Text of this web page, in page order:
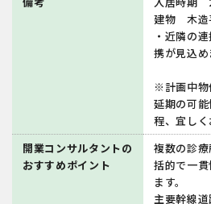
建物 ⽊造
・近隣の
携が見込め
※計画中物
延期の可
程、宜しく
開業コンサルタントの
おすすめポイント
複数の診
括的で一
ます。
主要幹線